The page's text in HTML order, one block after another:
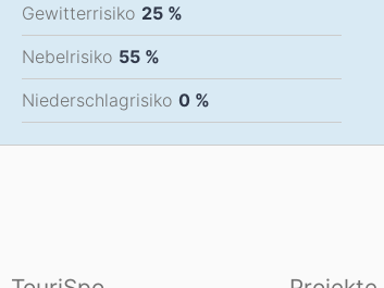
Gewitterrisiko 25 %
Nebelrisiko 55 %
Niederschlagrisiko 0 %